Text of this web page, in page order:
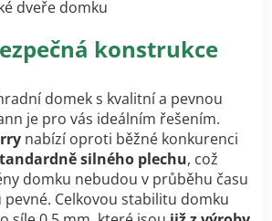
dveře domku
konstrukce
domek s kvalitní a pevnou
je pro vás ideálním řešením.
nabízí oproti běžné konkurenci
silného plechu, což
domku nebudou v průběhu času
Celkovou stabilitu domku